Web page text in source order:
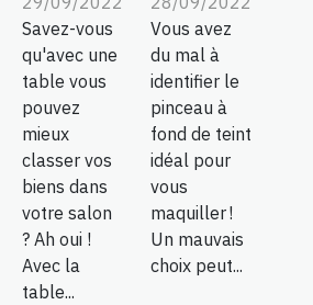
Savez-vous
qu'avec une
table vous
pouvez
mieux
classer vos
biens dans
votre salon
? Ah oui !
Avec la
table...
Vous avez
du mal à
identifier le
pinceau à
fond de teint
idéal pour
vous
maquiller !
Un mauvais
choix peut...